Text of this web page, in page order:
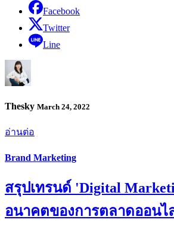
Facebook
Twitter
Line
Thesky March 24, 2022
อ่านต่อ
Brand Marketing
สรุปเทรนด์ 'Digital
อนาคตของการตลาดออนไ